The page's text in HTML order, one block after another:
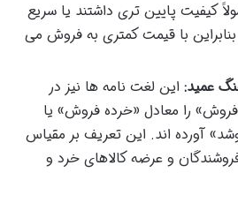
کیفیت پایین تری داشتند یا سریع
با قیمت کمتری به فروش می
عمید: این لغت نامه ها نیز در
را معادل «خرده فروش» یا
آورده اند. این تعریف بر مقیاس
و عرضه کالاهای خرد و